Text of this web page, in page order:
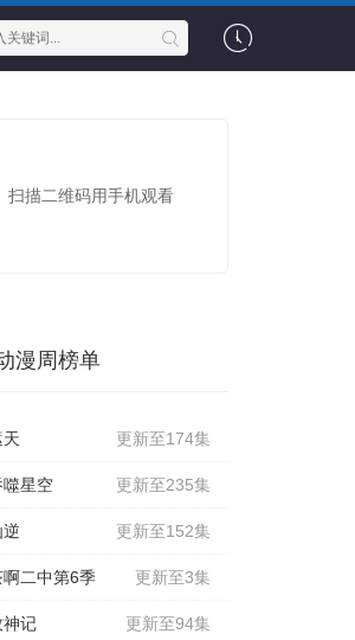
扫描二维码用手机观看
漫周榜单
更新至174集
更新至235集
噬星空
更新至152集
更新至3集
啊二中第6季
更新至94集
神记